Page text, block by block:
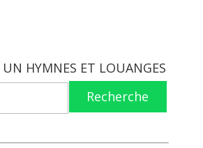
UN HYMNES ET LOUANGES
Recherche